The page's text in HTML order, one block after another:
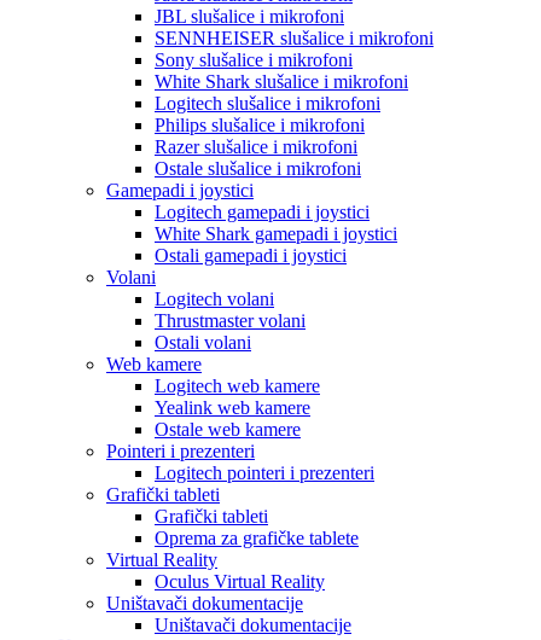
JBL slušalice i mikrofoni
SENNHEISER slušalice i mikrofoni
Sony slušalice i mikrofoni
White Shark slušalice i mikrofoni
Logitech slušalice i mikrofoni
Philips slušalice i mikrofoni
Razer slušalice i mikrofoni
Ostale slušalice i mikrofoni
Gamepadi i joystici
Logitech gamepadi i joystici
White Shark gamepadi i joystici
Ostali gamepadi i joystici
Volani
Logitech volani
Thrustmaster volani
Ostali volani
Web kamere
Logitech web kamere
Yealink web kamere
Ostale web kamere
Pointeri i prezenteri
Logitech pointeri i prezenteri
Grafički tableti
Grafički tableti
Oprema za grafičke tablete
Virtual Reality
Oculus Virtual Reality
Uništavači dokumentacije
Uništavači dokumentacije